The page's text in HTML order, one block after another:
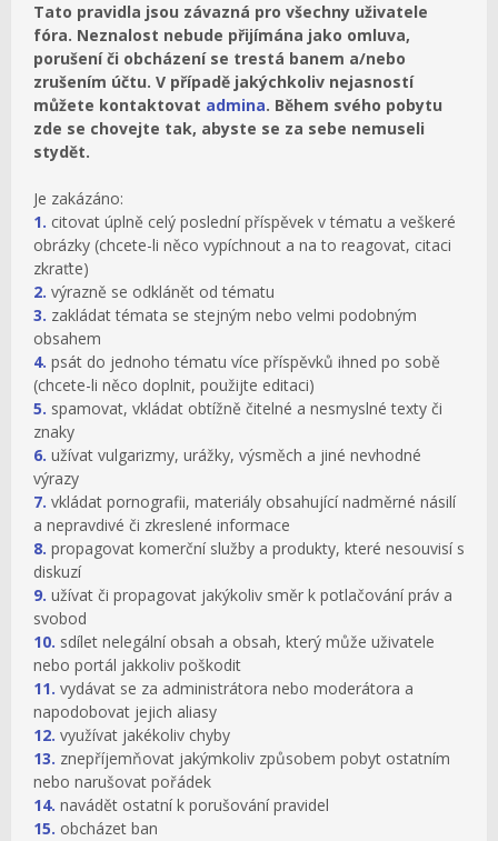
Tato pravidla jsou závazná pro všechny uživatele
fóra. Neznalost nebude přijímána jako omluva,
porušení či obcházení se trestá banem a/nebo
zrušením účtu. V případě jakýchkoliv nejasností
můžete kontaktovat admina. Během svého pobytu
zde se chovejte tak, abyste se za sebe nemuseli
stydět.
Je zakázáno:
1. citovat úplně celý poslední příspěvek v tématu a veškeré
obrázky (chcete-li něco vypíchnout a na to reagovat, citaci
zkraťte)
2. výrazně se odklánět od tématu
3. zakládat témata se stejným nebo velmi podobným
obsahem
4. psát do jednoho tématu více příspěvků ihned po sobě
(chcete-li něco doplnit, použijte editaci)
5. spamovat, vkládat obtížně čitelné a nesmyslné texty či
znaky
6. užívat vulgarizmy, urážky, výsměch a jiné nevhodné
výrazy
7. vkládat pornografii, materiály obsahující nadměrné násilí
a nepravdivé či zkreslené informace
8. propagovat komerční služby a produkty, které nesouvisí s
diskuzí
9. užívat či propagovat jakýkoliv směr k potlačování práv a
svobod
10. sdílet nelegální obsah a obsah, který může uživatele
nebo portál jakkoliv poškodit
11. vydávat se za administrátora nebo moderátora a
napodobovat jejich aliasy
12. využívat jakékoliv chyby
13. znepříjemňovat jakýmkoliv způsobem pobyt ostatním
nebo narušovat pořádek
14. navádět ostatní k porušování pravidel
15. obcházet ban